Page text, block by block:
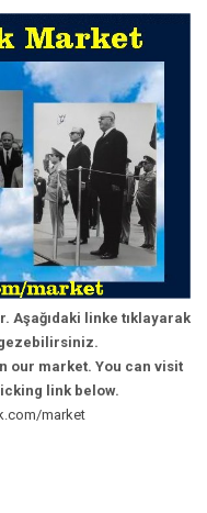
Aşağıdaki linke tıklayarak
our market. You can visit
link below.
market